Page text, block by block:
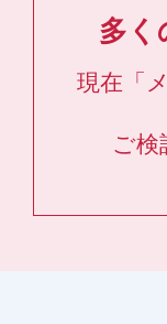
多く
現在「
ご検